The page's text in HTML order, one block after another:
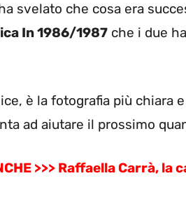
svelato che cosa era
In 1986/1987 che i due
è la fotografia più chiara
ad aiutare il prossimo
>>> Raffaella Carrà, la